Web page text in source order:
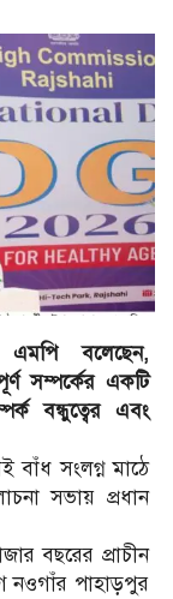
এমপি বলেছেন,
সম্পর্কের একটি
বন্ধুত্বের এবং
সংলগ্ন মাঠে
সভায় প্রধান
বছরের প্রাচীন
নওগাঁর পাহাড়পুর